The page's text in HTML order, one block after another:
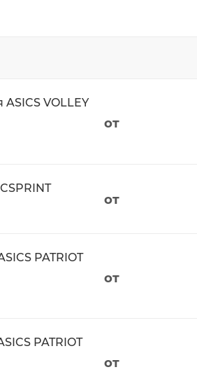
VOLLEY
от
от
PATRIOT
от
от